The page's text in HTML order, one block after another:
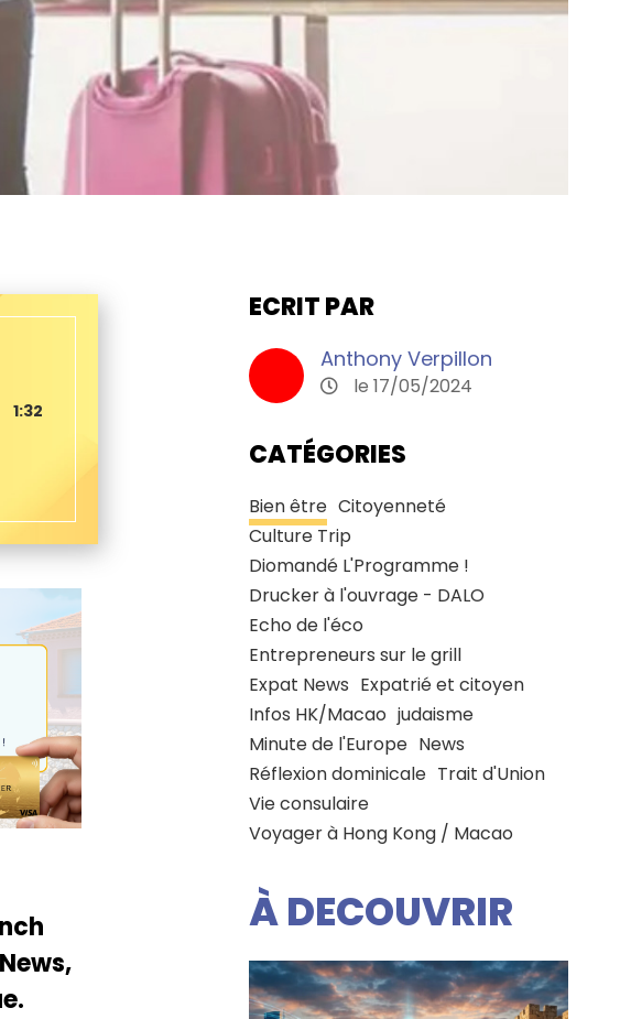
1:32
ECRIT PAR
Anthony Verpillon
le 17/05/2024
CATÉGORIES
Bien être Citoyenneté
Culture Trip
Diomandé L'Programme !
Drucker à l'ouvrage - DALO
Echo de l'éco
Entrepreneurs sur le grill
Expat News Expatrié et citoyen
Infos HK/Macao judaisme
Minute de l'Europe News
Réflexion dominicale Trait d'Union
Vie consulaire
Voyager à Hong Kong / Macao
À DECOUVRIR